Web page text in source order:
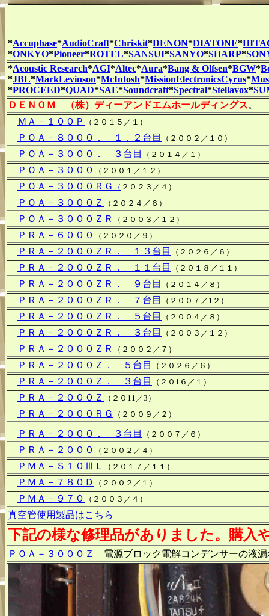
*Accuphase*AudioCraft*Chriskit*DENON*DIATONE*
*ONKYO*Pioneer*ROTEL*SANSUI*SANYO*SHARP*
*Acoustic Research*AGI*Altec*Aura*Bang & Olfsen*BGW*
*JBL*MarkLevinson*McIntosh*MissionElectronicsCyrus*
*PROCEED*QUAD*SAE*Soundcraft*Spectral*Stellavox*
ＤＥＮＯＭ （株）ディーアンドエムホールディングス。
ＭＡ－１００Ｐ
（２０１５／１）
ＰＯＡ－８０００． １，２台目 （２００２／１０）
ＰＯＡ－３０００． ３台目 （２０１４／１）
ＰＯＡ－３０００ （２００１／１２）
ＰＯＡ－３０００ＲＧ （ ２０２３／４）
ＰＯＡ－３０００Ｚ （２０２４／６）
ＰＯＡ－３０００ＺＲ （２００３／１２）
ＰＲＡ－６０００ （２０２０／９）
ＰＲＡ－２０００ＺＲ． １３台目 （２０２６／６）
ＰＲＡ－２０００ＺＲ． １１台目 （２０１８／１１）
ＰＲＡ－２０００ＺＲ． ９台目 （２０１４／８）
ＰＲＡ－２０００ＺＲ． ７台目 （２００７／1２）
ＰＲＡ－２０００ＺＲ． ５台目 （２００４／８）
ＰＲＡ－２０００ＺＲ． ３台目 （２００３／１２）
ＰＲＡ－２０００ＺＲ （２００２／７）
ＰＲＡ－２０００Ｚ． ５台目 （２０２６／６）
ＰＲＡ－２０００Ｚ． ３台目 （２０1６／１）
ＰＲＡ－２０００Ｚ （２０11／3）
ＰＲＡ－２０００ＲＧ （２００９／２）
ＰＲＡ－２０００． ３台目 （２００７／６）
ＰＲＡ－２０００ （２００２／４）
ＰＭＡ－Ｓ１０ⅢＬ （２０１７／１１）
ＰＭＡ－７８０Ｄ （２００２／１）
ＰＭＡ－９７０ （２００３／４）
真空管使用製品はこちら
下記の様な修理品がありました。購入
ＰＯＡ－３０００Ｚ 電源ブロック電解コンデンサーの液漏